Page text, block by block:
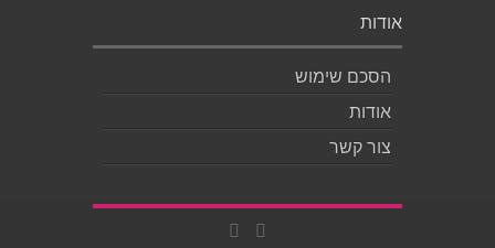
אודות
הסכם שימוש
אודות
צור קשר